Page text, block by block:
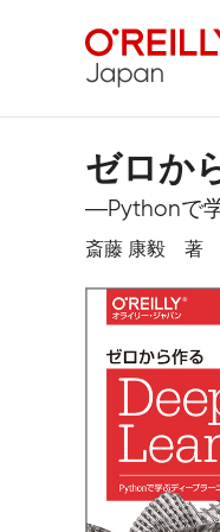
ゼロか
―Pythonで
斎藤 康毅 著